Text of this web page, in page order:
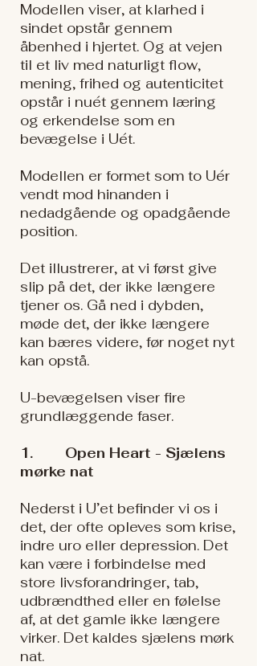
Modellen viser, at klarhed i
sindet opstår gennem
åbenhed i hjertet. Og at vejen
til et liv med naturligt flow,
mening, frihed og autenticitet
opstår i nuét gennem læring
og erkendelse som en
bevægelse i Uét.
Modellen er formet som to Uér
vendt mod hinanden i
nedadgående og opadgående
position.
Det illustrerer, at vi først give
slip på det, der ikke længere
tjener os. Gå ned i dybden,
møde det, der ikke længere
kan bæres videre, før noget nyt
kan opstå.
U-bevægelsen viser fire
grundlæggende faser.
1. Open Heart - Sjælens
mørke nat
Nederst i U’et befinder vi os i
det, der ofte opleves som krise,
indre uro eller depression. Det
kan være i forbindelse med
store livsforandringer, tab,
udbrændthed eller en følelse
af, at det gamle ikke længere
virker. Det kaldes sjælens mørk
nat.